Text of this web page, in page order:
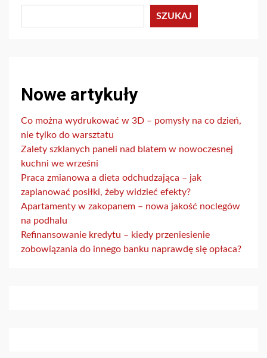
SZUKAJ
Nowe artykuły
Co można wydrukować w 3D – pomysły na co dzień,
nie tylko do warsztatu
Zalety szklanych paneli nad blatem w nowoczesnej
kuchni we wrześni
Praca zmianowa a dieta odchudzająca – jak
zaplanować posiłki, żeby widzieć efekty?
Apartamenty w zakopanem – nowa jakość noclegów
na podhalu
Refinansowanie kredytu – kiedy przeniesienie
zobowiązania do innego banku naprawdę się opłaca?